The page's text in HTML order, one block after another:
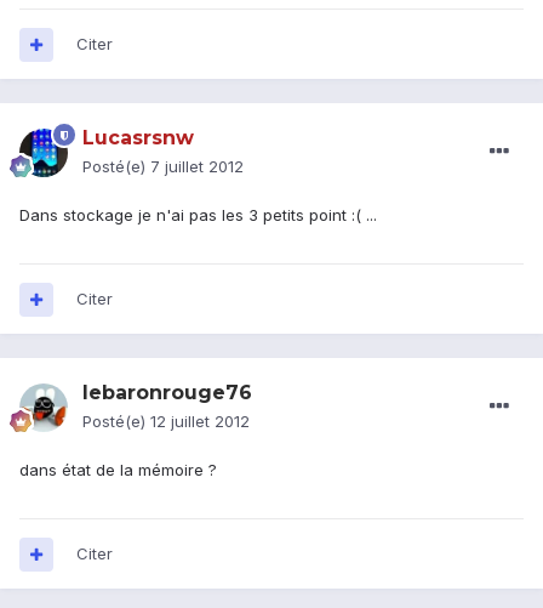
Citer
Lucasrsnw
Posté(e) 7 juillet 2012
Dans stockage je n'ai pas les 3 petits point :( ...
Citer
lebaronrouge76
Posté(e) 12 juillet 2012
dans état de la mémoire ?
Citer